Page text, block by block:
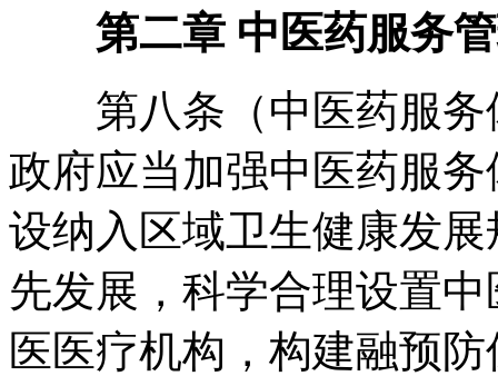
第二章 中医药服务
第八条（中医药服务
政府应当加强中医药服
设纳入区域卫生健康发
先发展 ， 科学合理设置
医医疗机构 ， 构建融预